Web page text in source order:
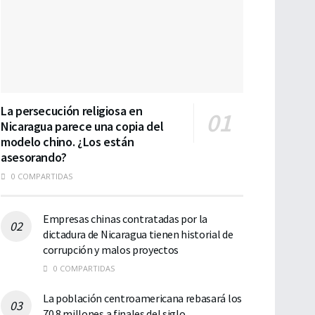
La persecución religiosa en
Nicaragua parece una copia del
modelo chino. ¿Los están
asesorando?
0 COMPARTIDAS
Empresas chinas contratadas por la
dictadura de Nicaragua tienen historial de
corrupción y malos proyectos
0 COMPARTIDAS
La población centroamericana rebasará los